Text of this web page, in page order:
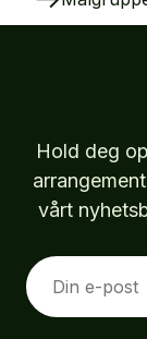
Hold deg
vårt